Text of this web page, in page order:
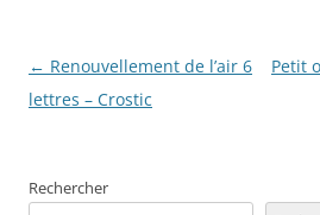
Navigation
des
← Renouvellement de l’air 6
lettres – Crostic
Petit
Rechercher